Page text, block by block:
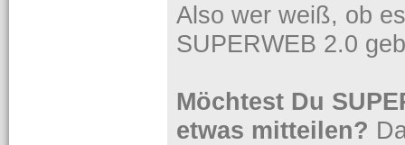
Also wer weiß, ob
SUPERWEB 2.0
Möchtest Du
etwas mitteilen?